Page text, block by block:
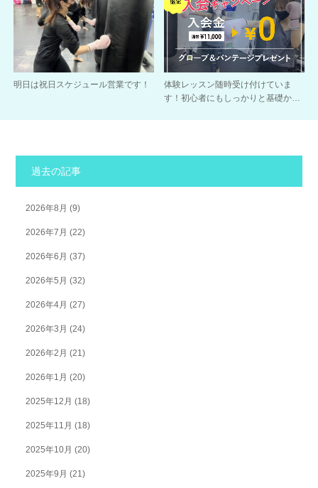
明日は祝日スケジュール営業です！
体験レッスン随時受け付けていま
す！初心者にもしっかりと基礎か…
過去の記事
2026年8月 (9)
2026年7月 (22)
2026年6月 (37)
2026年5月 (32)
2026年4月 (27)
2026年3月 (24)
2026年2月 (21)
2026年1月 (20)
2025年12月 (18)
2025年11月 (18)
2025年10月 (20)
2025年9月 (21)